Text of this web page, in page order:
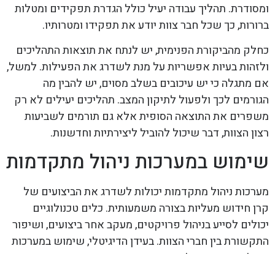
ומסודרת. תהליך עבודה יעיל כולל הגדרת תפקידים ומטלות
ברורות, כך שכל חבר צוות יודע את תפקידו ומטרותיו.
כחלק מהביקורת הפנימית, יש לנתח את תוצאות התהליכים
ולזהות בעיות אפשריות על מנת לשדרג את הפעילות. למשל,
אם מתגלה כי יש עיכובים בשלב מסוים, יש להבין מה
הגורמים לכך ולפעול לתיקון המצב. תהליכים יעילים לא רק
משפרים את התוצאה הסופית אלא גם תורמים לשביעות
רצון הצוות, דבר שיכול להוביל ליצירתיות וחדשנות.
שימוש במערכות ניהול מתקדמות
מערכות ניהול מתקדמות יכולות לשדרג את הביצועים של
קרן חידוש מעליות בצורה משמעותית. כלים טכנולוגיים
יכולים לסייע בניהול פרויקטים, מעקב אחר ביצועים, ושיפור
התקשורת בין חברי הצוות. בעידן הדיגיטלי, שימוש במערכות